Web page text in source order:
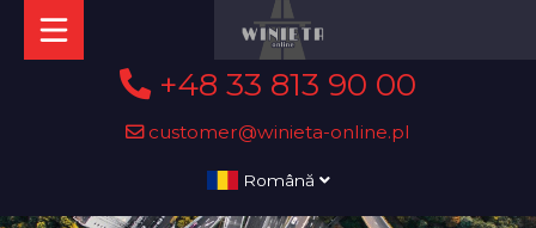
+48 33 813 90 00
customer@winieta-online.pl
Română